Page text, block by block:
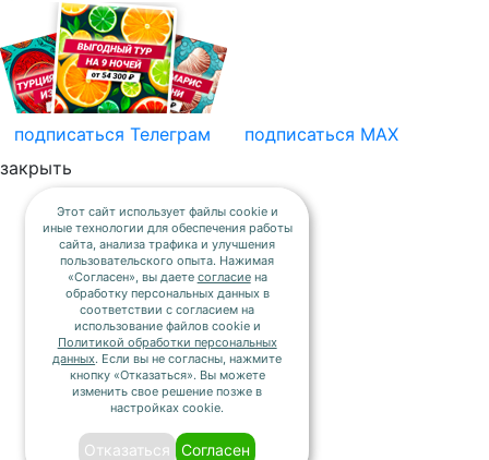
Этот сайт использует файлы cookie и
иные технологии для обеспечения работы
сайта, анализа трафика и улучшения
пользовательского опыта. Нажимая
«Согласен», вы даете согласиена
обработку персональных данных в
соответствии с согласием на
использование файлов cookie и
Политикой обработки персональных
данных. Если вы не согласны, нажмите
кнопку «Отказаться». Вы можете
изменить свое решение позже в
настройках cookie.
Отказаться Согласен
подписаться Телеграм подписаться MAX
закрыть